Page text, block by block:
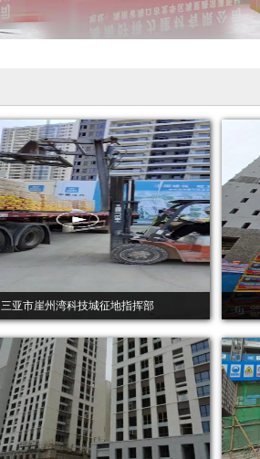
三亚市崖州湾科技城征地指挥部